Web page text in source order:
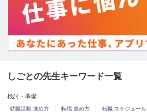
しごとの先生キーワード一覧
検討・準備
就職活動 進め方 転職 進め方 転職 スケジュール